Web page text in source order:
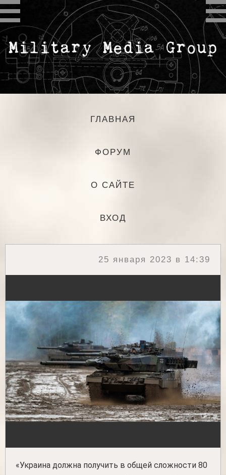
ГЛАВНАЯ
ФОРУМ
О САЙТЕ
ВХОД
25 января 2023 в 14:39
«Украина должна получить в общей сложности 80